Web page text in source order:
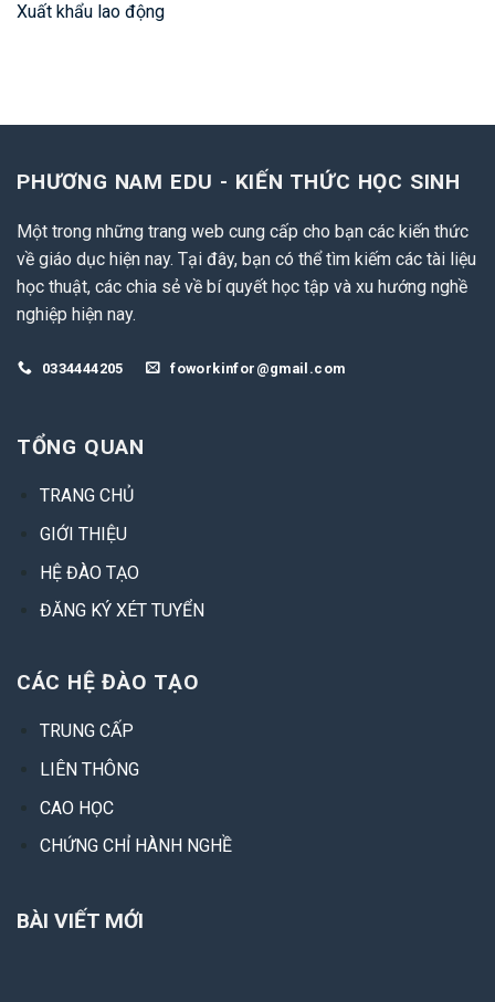
Xuất khẩu lao động
PHƯƠNG NAM EDU - KIẾN THỨC HỌC SINH
Một trong những trang web cung cấp cho bạn các kiến thức
về giáo dục hiện nay. Tại đây, bạn có thể tìm kiếm các tài liệu
học thuật, các chia sẻ về bí quyết học tập và xu hướng nghề
nghiệp hiện nay.
0334444205 foworkinfor@gmail.com
TỔNG QUAN
TRANG CHỦ
GIỚI THIỆU
HỆ ĐÀO TẠO
ĐĂNG KÝ XÉT TUYỂN
CÁC HỆ ĐÀO TẠO
TRUNG CẤP
LIÊN THÔNG
CAO HỌC
CHỨNG CHỈ HÀNH NGHỀ
BÀI VIẾT MỚI